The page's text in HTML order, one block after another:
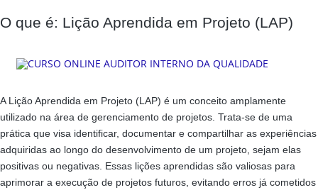
O que é: Lição Aprendida em Projeto (LAP)
A Lição Aprendida em Projeto (LAP) é um conceito amplamente
utilizado na área de gerenciamento de projetos. Trata-se de uma
prática que visa identificar, documentar e compartilhar as experiências
adquiridas ao longo do desenvolvimento de um projeto, sejam elas
positivas ou negativas. Essas lições aprendidas são valiosas para
aprimorar a execução de projetos futuros, evitando erros já cometidos